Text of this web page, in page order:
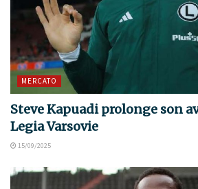
MERCATO
Steve Kapuadi prolonge son
Legia Varsovie
15/09/2025